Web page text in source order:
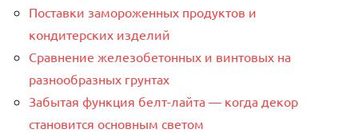
Поставки замороженных продуктов и
кондитерских изделий
Сравнение железобетонных и винтовых на
разнообразных грунтах
Забытая функция белт-лайта — когда декор
становится основным светом